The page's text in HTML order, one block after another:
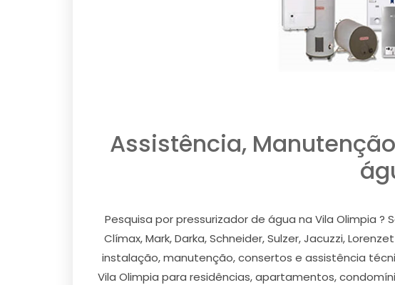
Assistência,
Pesquisa por pressurizador de água na Vila Olimpia ?
Clímax, Mark, Darka, Schneider, Sulzer, Jacuzzi,
instalação, manutenção, consertos e assistência
Vila Olimpia para residências, apartamentos,